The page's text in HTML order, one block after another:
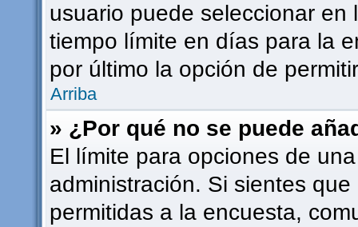
usuario puede seleccionar
tiempo límite en días para la
por último la opción de
Arriba
» ¿Por qué no se puede
El límite para opciones de
administración. Si sientes
permitidas a la encuesta,